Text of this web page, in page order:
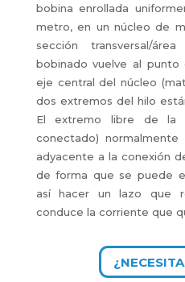
bobina enrollada
metro, en un núcleo de
sección transversal/
bobinado vuelve al
eje central del núcleo
dos extremos del hilo
El extremo libre de la
conectado)
adyacente a la conexión
de forma que se puede
así hacer un lazo que
conduce la corriente que